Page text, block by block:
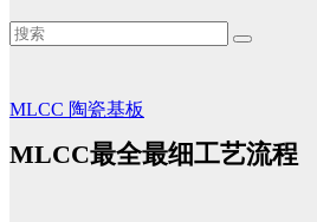
MLCC 陶瓷基板
MLCC最全最细工艺流程